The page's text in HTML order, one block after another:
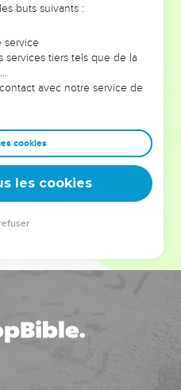
moins les doutes, les erreurs
traversés, alors même que ce
ont façonnés.
entrepreneurs, et responsables
sagesse afin que leurs erreurs
guidiez un ministère, une
leur expérience est faite
buts suivants :
service
services tiers tels que de la
avec notre service de
cookies
les cookies